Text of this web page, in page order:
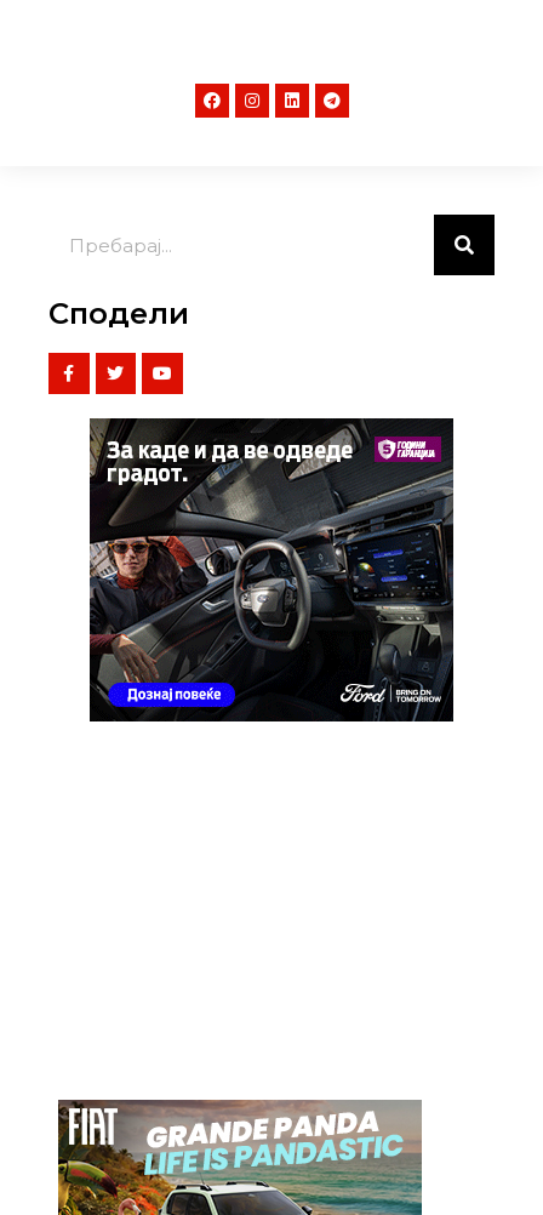
Сподели